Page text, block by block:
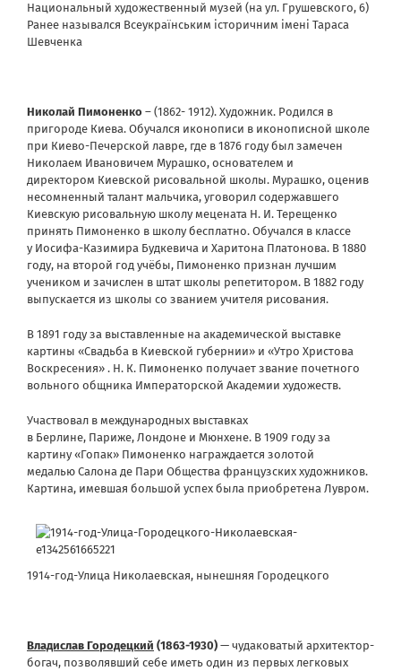
Национальный художественный музей (на ул. Грушевского, 6)
Ранее назывался Всеукраїнським історичним імені Тараса
Шевченка
Николай Пимоненко – (1862- 1912). Художник. Родился в
пригороде Киева. Обучался иконописи в иконописной школе
при Киево-Печерской лавре, где в 1876 году был замечен
Николаем Ивановичем Мурашко, основателем и
директором Киевской рисовальной школы. Мурашко, оценив
несомненный талант мальчика, уговорил содержавшего
Киевскую рисовальную школу мецената Н. И. Терещенко
принять Пимоненко в школу бесплатно. Обучался в классе
у Иосифа-Казимира Будкевича и Харитона Платонова. В 1880
году, на второй год учёбы, Пимоненко признан лучшим
учеником и зачислен в штат школы репетитором. В 1882 году
выпускается из школы со званием учителя рисования.
В 1891 году за выставленные на академической выставке
картины «Свадьба в Киевской губернии» и «Утро Христова
Воскресения» . Н. К. Пимоненко получает звание почетного
вольного общника Императорской Академии художеств.
Участвовал в международных выставках
в Берлине, Париже, Лондоне и Мюнхене. В 1909 году за
картину «Гопак» Пимоненко награждается золотой
медалью Салона де Пари Общества французских художников.
Картина, имевшая большой успех была приобретена Лувром.
1914-год-Улица Николаевская, нынешняя Городецкого
Владислав Городецкий (1863-1930) — чудаковатый архитектор-
богач, позволявший себе иметь один из первых легковых